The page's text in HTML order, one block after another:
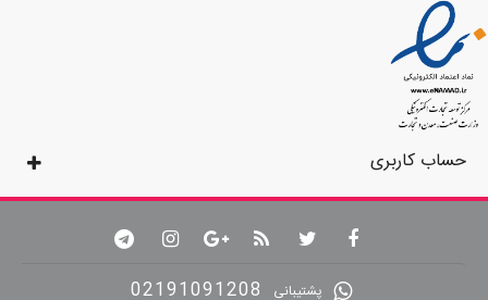
حساب کاربری
پشتیبانی 02191091208